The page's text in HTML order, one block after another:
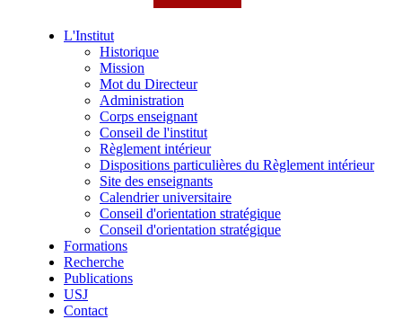
L'Institut
Historique
Mission
Mot du Directeur
Administration
Corps enseignant
Conseil de l'institut
Règlement intérieur
Dispositions particulières du Règlement intérieur
Site des enseignants
Calendrier universitaire
Conseil d'orientation stratégique
Conseil d'orientation stratégique
Formations
Recherche
Publications
USJ
Contact